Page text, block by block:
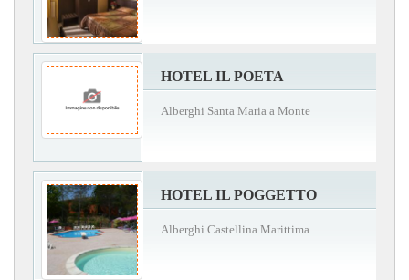
HOTEL IL POETA
Alberghi Santa Maria a Monte
HOTEL IL POGGETTO
Alberghi Castellina Marittima